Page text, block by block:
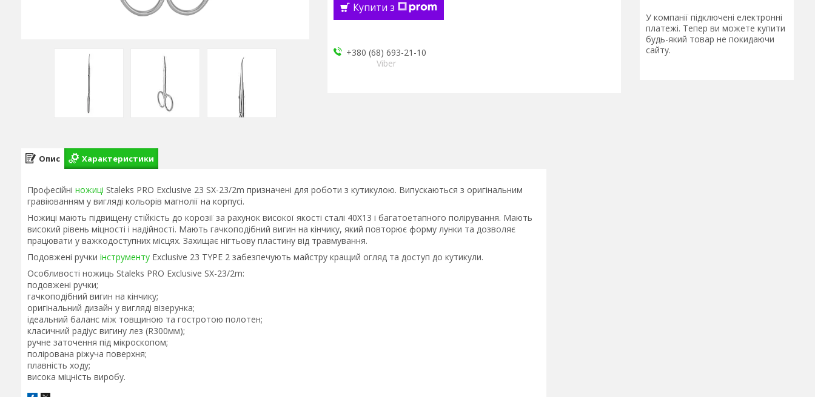
Купити з
+380 (68) 693-21-10
Viber
У компанії підключені електронні
платежі. Тепер ви можете купити
будь-який товар не покидаючи
сайту.
Опис Характеристики
Професійні ножиці Staleks PRO Exclusive 23 SX-23/2m призначені для роботи з кутикулою. Випускаються з оригінальним
гравіюванням у вигляді кольорів магнолії на корпусі.
Ножиці мають підвищену стійкість до корозії за рахунок високої якості сталі 40Х13 і багатоетапного полірування. Мають
високий рівень міцності і надійності. Мають гачкоподібний вигин на кінчику, який повторює форму лунки та дозволяє
працювати у важкодоступних місцях. Захищає нігтьову пластину від травмування.
Подовжені ручки інструменту Exclusive 23 TYPE 2 забезпечують майстру кращий огляд та доступ до кутикули.
Особливості ножиць Staleks PRO Exclusive SX-23/2m:
подовжені ручки;
гачкоподібний вигин на кінчику;
оригінальний дизайн у вигляді візерунка;
ідеальний баланс між товщиною та гостротою полотен;
класичний радіус вигину лез (R300мм);
ручне заточення під мікроскопом;
полірована ріжуча поверхня;
плавність ходу;
висока міцність виробу.